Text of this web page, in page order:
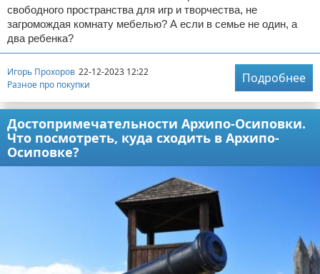
свободного пространства для игр и творчества, не
загромождая комнату мебелью? А если в семье не один, а
два ребенка?
Игорь Прохоров 22-12-2023 12:22
Разное про покупки
Подробнее
Достопримечательности Архипо-Осиповки.
Что посмотреть, куда сходить в Архипо-
Осиповке?